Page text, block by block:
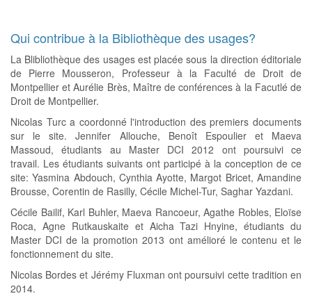
Qui contribue à la Bibliothèque des usages?
La Blibliothèque des usages est placée sous la direction éditoriale
de Pierre Mousseron, Professeur à la Faculté de Droit de
Montpellier et Aurélie Brès, Maître de conférences à la Facutlé de
Droit de Montpellier.
Nicolas Turc a coordonné l'introduction des premiers documents
sur le site. Jennifer Allouche, Benoît Espoulier et Maeva
Massoud, étudiants au Master DCI 2012 ont poursuivi ce
travail. Les étudiants suivants ont participé à la conception de ce
site: Yasmina Abdouch, Cynthia Ayotte, Margot Bricet, Amandine
Brousse, Corentin de Rasilly, Cécile Michel-Tur, Saghar Yazdani.
Cécile Bailif, Karl Buhler, Maeva Rancoeur, Agathe Robles, Eloïse
Roca, Agne Rutkauskaite et Aicha Tazi Hnyine, étudiants du
Master DCI de la promotion 2013 ont amélioré le contenu et le
fonctionnement du site.
Nicolas Bordes et Jérémy Fluxman ont poursuivi cette tradition en
2014.